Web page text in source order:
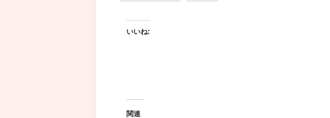
いいね:
関連